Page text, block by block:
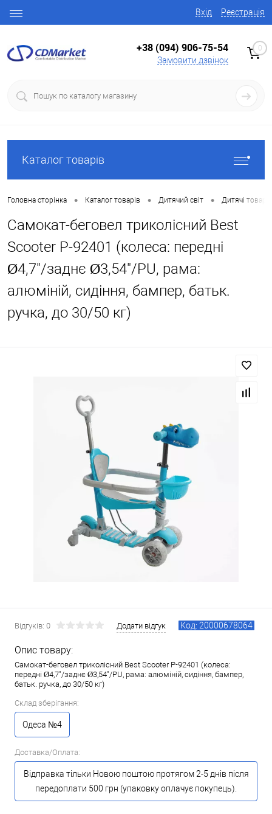
Вхід Реєстрація
+38 (094) 906-75-54
Замовити дзвінок
0
Каталог товарів
Головна сторінка • Каталог товарів • Дитячий світ • Дитячі
Самокат-беговел триколісний Best
Scooter P-92401 (колеса: передні
Ø4,7"/заднє Ø3,54"/PU, рама:
алюміній, сидіння, бампер, батьк.
ручка, до 30/50 кг)
Відгуків: 0 Додати відгук Код: 20000678064
Опис товару:
Самокат-беговел триколісний Best Scooter P-92401 (колеса:
передні Ø4,7"/заднє Ø3,54"/PU, рама: алюміній, сидіння, бампер,
батьк. ручка, до 30/50 кг)
Склад зберігання:
Одеса №4
Доставка/Оплата:
Відправка тільки Новою поштою протягом 2-5 днів після
передоплати 500 грн (упаковку оплачує покупець).